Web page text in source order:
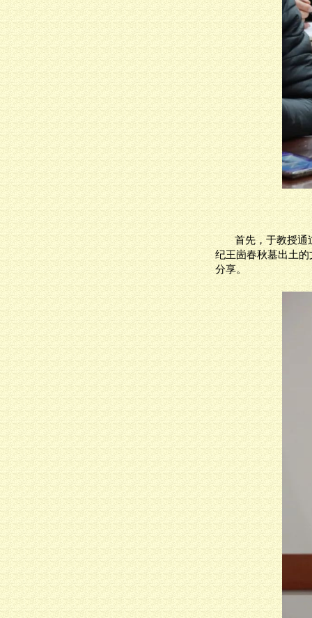
首先，于教授通
纪王崮春秋墓出土的
分享。